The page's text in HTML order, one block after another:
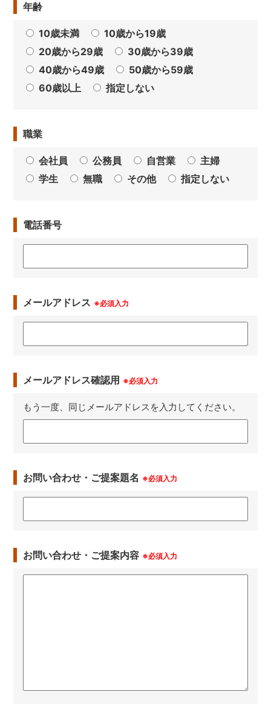
年齢
10歳未満
10歳から19歳
20歳から29歳
30歳から39歳
40歳から49歳
50歳から59歳
60歳以上
指定しない
職業
会社員 公務員 自営業
主婦
学生
無職 その他 指定しない
電話番号
メールアドレス ※必須入力
メールアドレス確認用 ※必須入力
もう一度、同じメールアドレスを入力してください。
お問い合わせ・ご提案題名 ※必須入力
お問い合わせ・ご提案内容 ※必須入力